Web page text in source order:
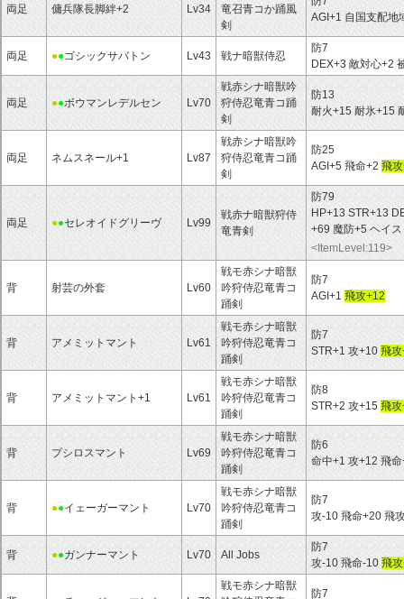
両足 傭兵隊長脚絆+2 Lv34
竜召青コか踊風
剣
AGI+1 自国支配地
両足 ●●ゴシックサバトン Lv43 戦ナ暗獣侍忍
防7
DEX+3 敵対心+2
両足 ●●ボウマンレデルセン Lv70
戦赤シナ暗獣吟
狩侍忍竜青コ踊
剣
防13
耐火+15 耐氷+15
両足 ネムスネール+1 Lv87
戦赤シナ暗獣吟
狩侍忍竜青コ踊
剣
防25
AGI+5 飛命+2 飛
両足 ●●セレオイドグリーヴ Lv99
戦赤ナ暗獣狩侍
竜青剣
防79
HP+13 STR+13
+69 魔防+5 ヘイ
<ItemLevel:119>
背 射芸の外套 Lv60
戦モ赤シナ暗獣
吟狩侍忍竜青コ
踊剣
防7
AGI+1 飛攻+12
背 アメミットマント Lv61
戦モ赤シナ暗獣
吟狩侍忍竜青コ
踊剣
防7
STR+1 攻+10 飛
背 アメミットマント+1 Lv61
戦モ赤シナ暗獣
吟狩侍忍竜青コ
踊剣
防8
STR+2 攻+15 飛
背 プシロスマント Lv69
戦モ赤シナ暗獣
吟狩侍忍竜青コ
踊剣
防6
命中+1 攻+12 飛
背 ●●イェーガーマント Lv70
戦モ赤シナ暗獣
吟狩侍忍竜青コ
踊剣
防7
攻-10 飛命+20 飛
背 ●●ガンナーマント Lv70 All Jobs
防7
攻-10 飛命-10 飛
戦モ赤シナ暗獣
防7